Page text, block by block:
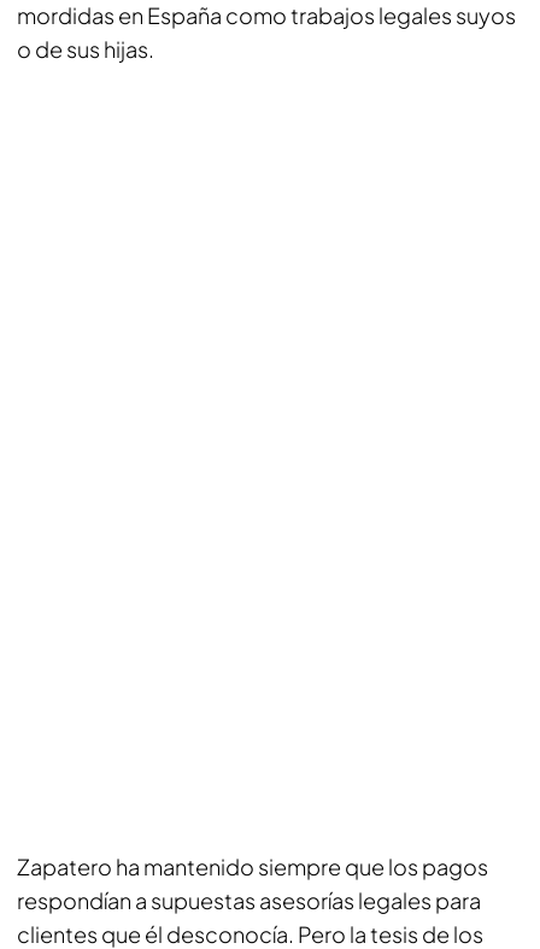
mordidas en España como trabajos legales suyos
o de sus hijas.
Zapatero ha mantenido siempre que los pagos
respondían a supuestas asesorías legales para
clientes que él desconocía. Pero la tesis de los